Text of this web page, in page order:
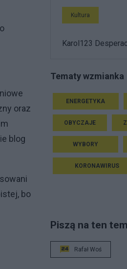
oraz
blog
bo
Kultura
Karol123
Tematy wzmianka
ENERGETYKA
OBYCZAJE
WYBORY
KORONAWIRUS
Piszą na ten
Rafał Woś